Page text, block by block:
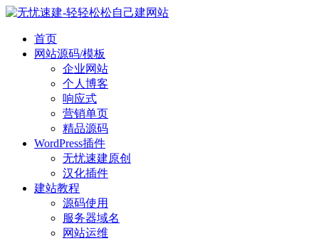
首页
网站源码/模板
企业网站
个人博客
响应式
营销单页
精品源码
WordPress插件
无忧速建原创
汉化插件
建站教程
源码使用
服务器域名
网站运维